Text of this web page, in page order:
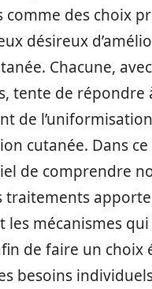
comme des choix
désireux
Chacune,
tente de répondre
de
cutanée. Dans
de comprendre
traitements
les mécanismes qui
de faire un choix
besoins